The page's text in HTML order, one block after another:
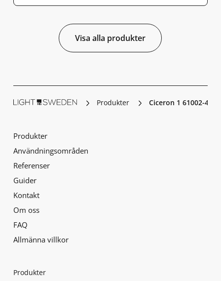
Visa alla produkter
Produkter Ciceron 1 61002-401
Produkter
Användningsområden
Referenser
Guider
Kontakt
Om oss
FAQ
Allmänna villkor
Produkter